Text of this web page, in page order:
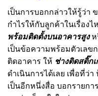
เป็นการบอกกล่าวให้รู้ว่า
กำไรให้กับลูกค้าในเรื่องไ
พร้อมติดตั้งบนอาคารสูง ห
เป็นข้อความพร้อมตัวเลข
ติดอาคาร ให้ ช่างติดสติ๊ก
ดำเนินการได้เลย เพื่อที่ว่
เป็นอีกหนึ่งสื่อ บอกรายก